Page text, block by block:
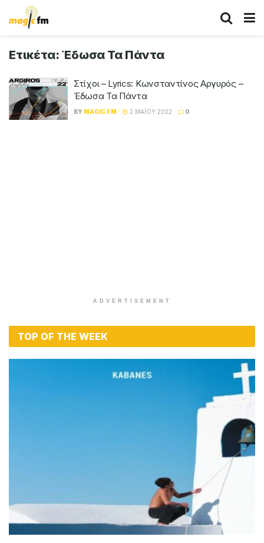
Ετικέτα: Έδωσα Τα Πάντα
Στίχοι – Lyrics: Κωνσταντίνος Αργυρός –
Έδωσα Τα Πάντα
BY MAGIC FM 2 ΜΑΪ́ΟΥ 2022 0
ADVERTISEMENT
TOP OF THE WEEK